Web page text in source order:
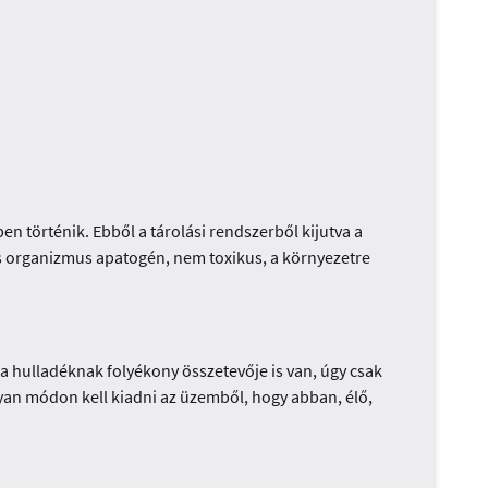
történik. Ebből a tárolási rendszerből kijutva a
apatogén, nem toxikus, a környezetre
folyékony összetevője is van, úgy csak
módon kell kiadni az üzemből, hogy abban, élő,